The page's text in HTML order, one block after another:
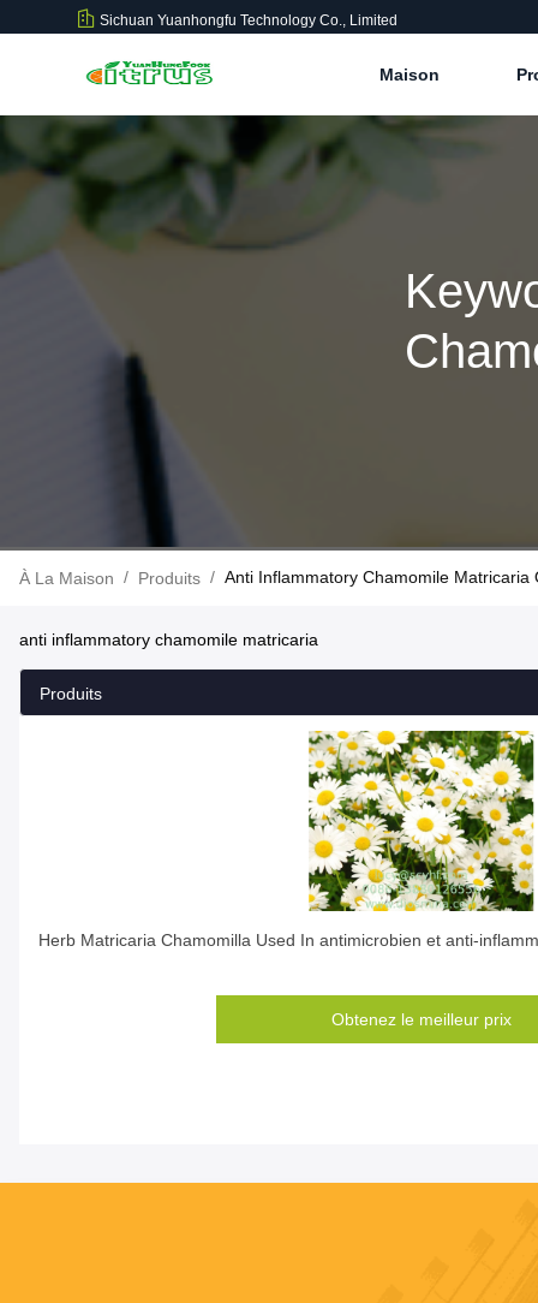
Sichuan Yuanhongfu Technology Co., Limited
Maison
À La Maison / Produits / Anti Inflammatory Chamomile Matricaria
anti inflammatory chamomile matricaria
Produits
Herb Matricaria Chamomilla Used In antimicrobien et anti-
Obtenez le meilleur prix